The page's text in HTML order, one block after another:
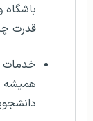
قدرت
خدمات
همیشه